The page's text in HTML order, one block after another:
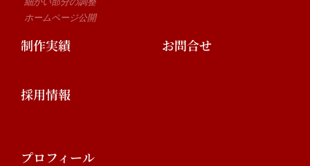
ホームページ公開
制作実績 お問合せ
採用情報
プロフィール